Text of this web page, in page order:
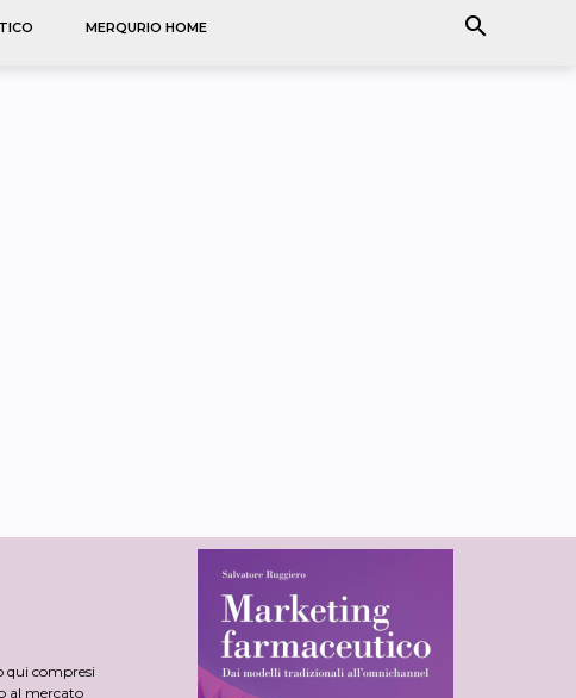
MERQURIO HOME search
qui compresi
al mercato